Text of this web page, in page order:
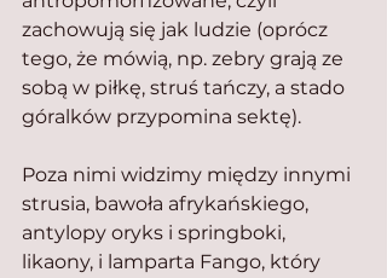
zachowują się jak ludzie (oprócz
tego, że mówią, np. zebry grają ze
sobą w piłkę, struś tańczy, a stado
góralków przypomina sektę).
Poza nimi widzimy między innymi
strusia, bawoła afrykańskiego,
antylopy oryks i springboki,
likaony, i lamparta Fango, który